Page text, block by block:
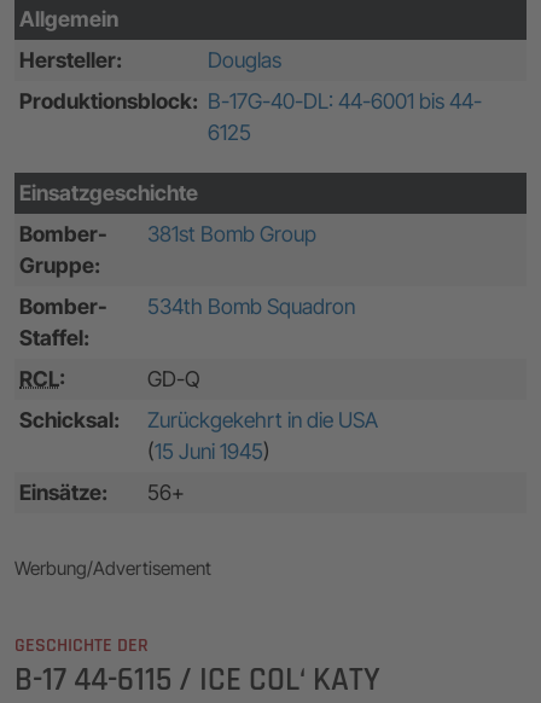
Allgemein
Hersteller:
Douglas
Produktionsblock: B-17G-40-DL: 44-6001 bis 44-
6125
Einsatzgeschichte
Bomber-
Gruppe:
381st Bomb Group
Bomber-
Staffel:
534th Bomb Squadron
RCL:
GD-Q
Schicksal:
Zurückgekehrt in die USA
(15 Juni 1945)
Einsätze:
56+
Werbung/Advertisement
GESCHICHTE DER
B-17 44-6115 / ICE COL‘ KATY